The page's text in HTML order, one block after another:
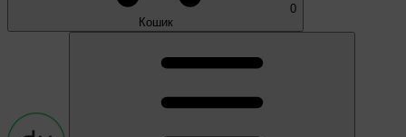
0
Кошик